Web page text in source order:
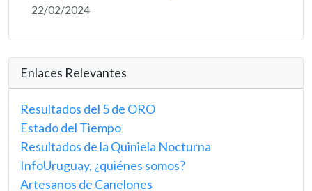
22/02/2024
Enlaces Relevantes
Resultados del 5 de ORO
Estado del Tiempo
Resultados de la Quiniela Nocturna
InfoUruguay, ¿quiénes somos?
Artesanos de Canelones